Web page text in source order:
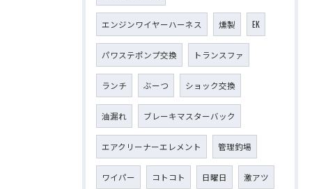
エンジンワイヤーハーネス 燻製 EK
パワステポンプ交換 トランスファ
ランチ ぶーつ ショック交換
油漏れ ブレーキマスターバック
エアクリーナーエレメント 管理釣場
ワイパー コトコト 日曜日 激アツ